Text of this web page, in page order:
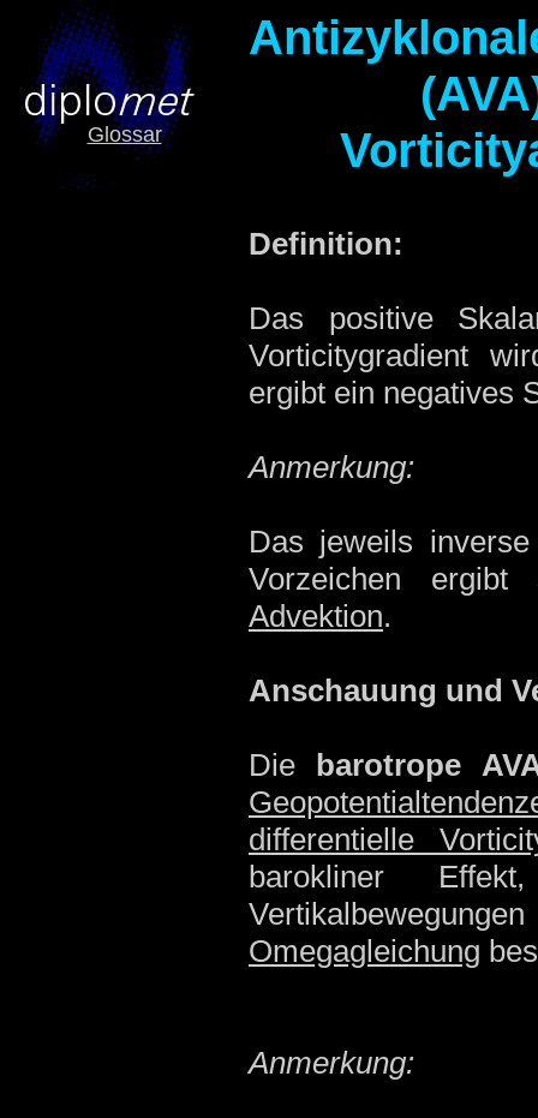
Glossar
Definition:
Das positive
Vorticitygradient
ergibt ein negatives
Anmerkung:
Das jeweils
Vorzeichen
Advektion.
Anschauung und
Die barotrope
differentielle
barokliner
Omegagleichung
Anmerkung: